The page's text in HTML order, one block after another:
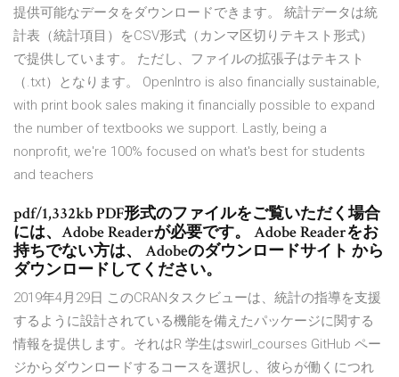
提供可能なデータをダウンロードできます。 統計データは統
計表（統計項目）をCSV形式（カンマ区切りテキスト形式）
で提供しています。 ただし、ファイルの拡張子はテキスト
（.txt）となります。 OpenIntro is also financially sustainable,
with print book sales making it financially possible to expand
the number of textbooks we support. Lastly, being a
nonprofit, we're 100% focused on what's best for students
and teachers
pdf/1,332kb PDF形式のファイルをご覧いただく場合
には、Adobe Readerが必要です。 Adobe Readerをお
持ちでない方は、 Adobeのダウンロードサイト から
ダウンロードしてください。
2019年4月29日 このCRANタスクビューは、統計の指導を支援
するように設計されている機能を備えたパッケージに関する
情報を提供します。それはR 学生はswirl_courses GitHub ペー
ジからダウンロードするコースを選択し、彼らが働くにつれ